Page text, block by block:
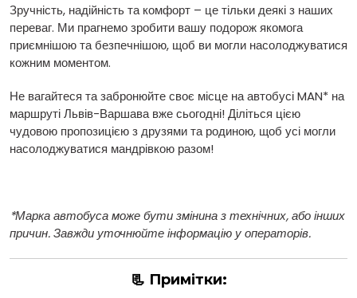
Зручність, надійність та комфорт – це тільки деякі з наших
переваг. Ми прагнемо зробити вашу подорож якомога
приємнішою та безпечнішою, щоб ви могли насолоджуватися
кожним моментом.
Не вагайтеся та забронюйте своє місце на автобусі MAN* на
маршруті Львів-Варшава вже сьогодні! Діліться цією
чудовою пропозицією з друзями та родиною, щоб усі могли
насолоджуватися мандрівкою разом!
*Марка автобуса може бути змінина з технічних, або інших
причин. Завжди уточнюйте інформацію у операторів.
📃 Примітки: